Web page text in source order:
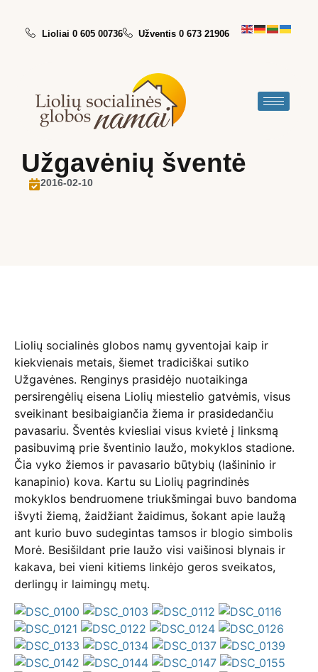
Lioliai 0 605 00736 Užventis 0 673 21906
Užgavėnių šventė
2016-02-10
Liolių socialinės globos namų gyventojai kaip ir
kiekvienais metais, šiemet tradiciškai sutiko
Užgavėnes. Renginys prasidėjo nuotaikinga
persirengėlių eisena Liolių miestelio gatvėmis, visus
sveikinant besibaigiančia žiema ir prasidedančiu
pavasariu. Šventės kviesliai visus kvietė į linksmą
pasibuvimą prie šventinio laužo, mokyklos stadione.
Čia vyko žiemos ir pavasario būtybių (lašininio ir
kanapinio) kova. Kartu su Liolių pagrindinės
mokyklos bendruomene triukšmingai buvo bandoma
išvyti žiemą, žaidžiant žaidimus, šokant apie laužą
ant kurio buvo sudegintas tamsos ir blogio simbolis
Morė. Besišildant prie laužo visi vaišinosi blynais ir
kakava, bei vieni kitiems linkėjo geros sveikatos,
derlingų ir laimingų metų.